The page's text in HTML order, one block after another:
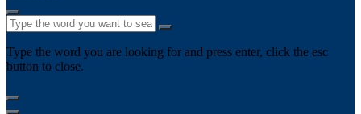
Type the word you are looking for and press enter, click the esc
button to close.